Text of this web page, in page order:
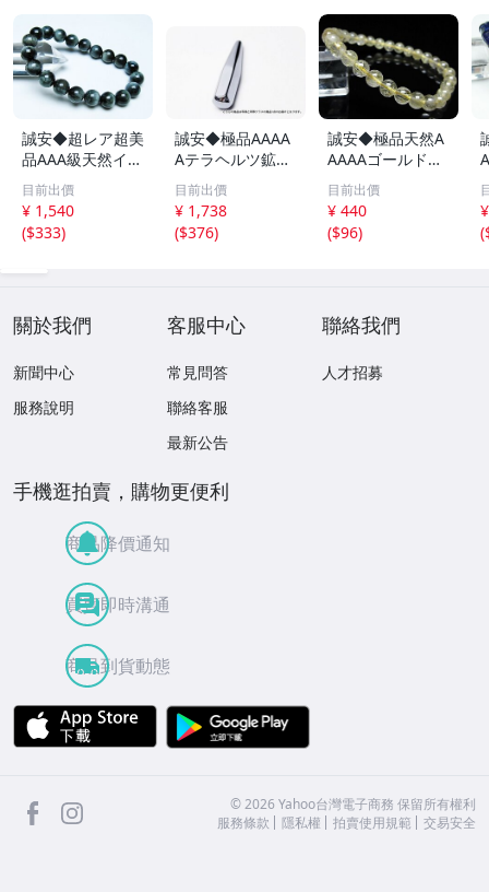
誠安◆超レア超美
品AAA級天然イー
グルアイブレスレ
ット 10mm [T15
6-6923]
目前出價
¥ 1,540
($333)
誠安◆極品AAAA
Aテラヘルツ鉱石
マッサージ棒サイ
ズ：小[T557-215
1]
目前出價
¥ 1,738
($376)
誠安◆極品天然A
AAAAゴールドタ
イチンルチルブレ
スレット 6mm [T
171-7937]
目前出價
¥ 440
($96)
(
關於我們
新聞中心
服務說明
客服中心
常見問答
聯絡客服
最新公告
聯絡我們
人才招募
手機逛拍賣，購物更便利
商品降價通知
買賣即時溝通
商品到貨動態
APP Store
facebook ©2026 Yahoo台灣電子商務 保留所有權利
服務條款
隱私權 拍賣使用規範 交易安全